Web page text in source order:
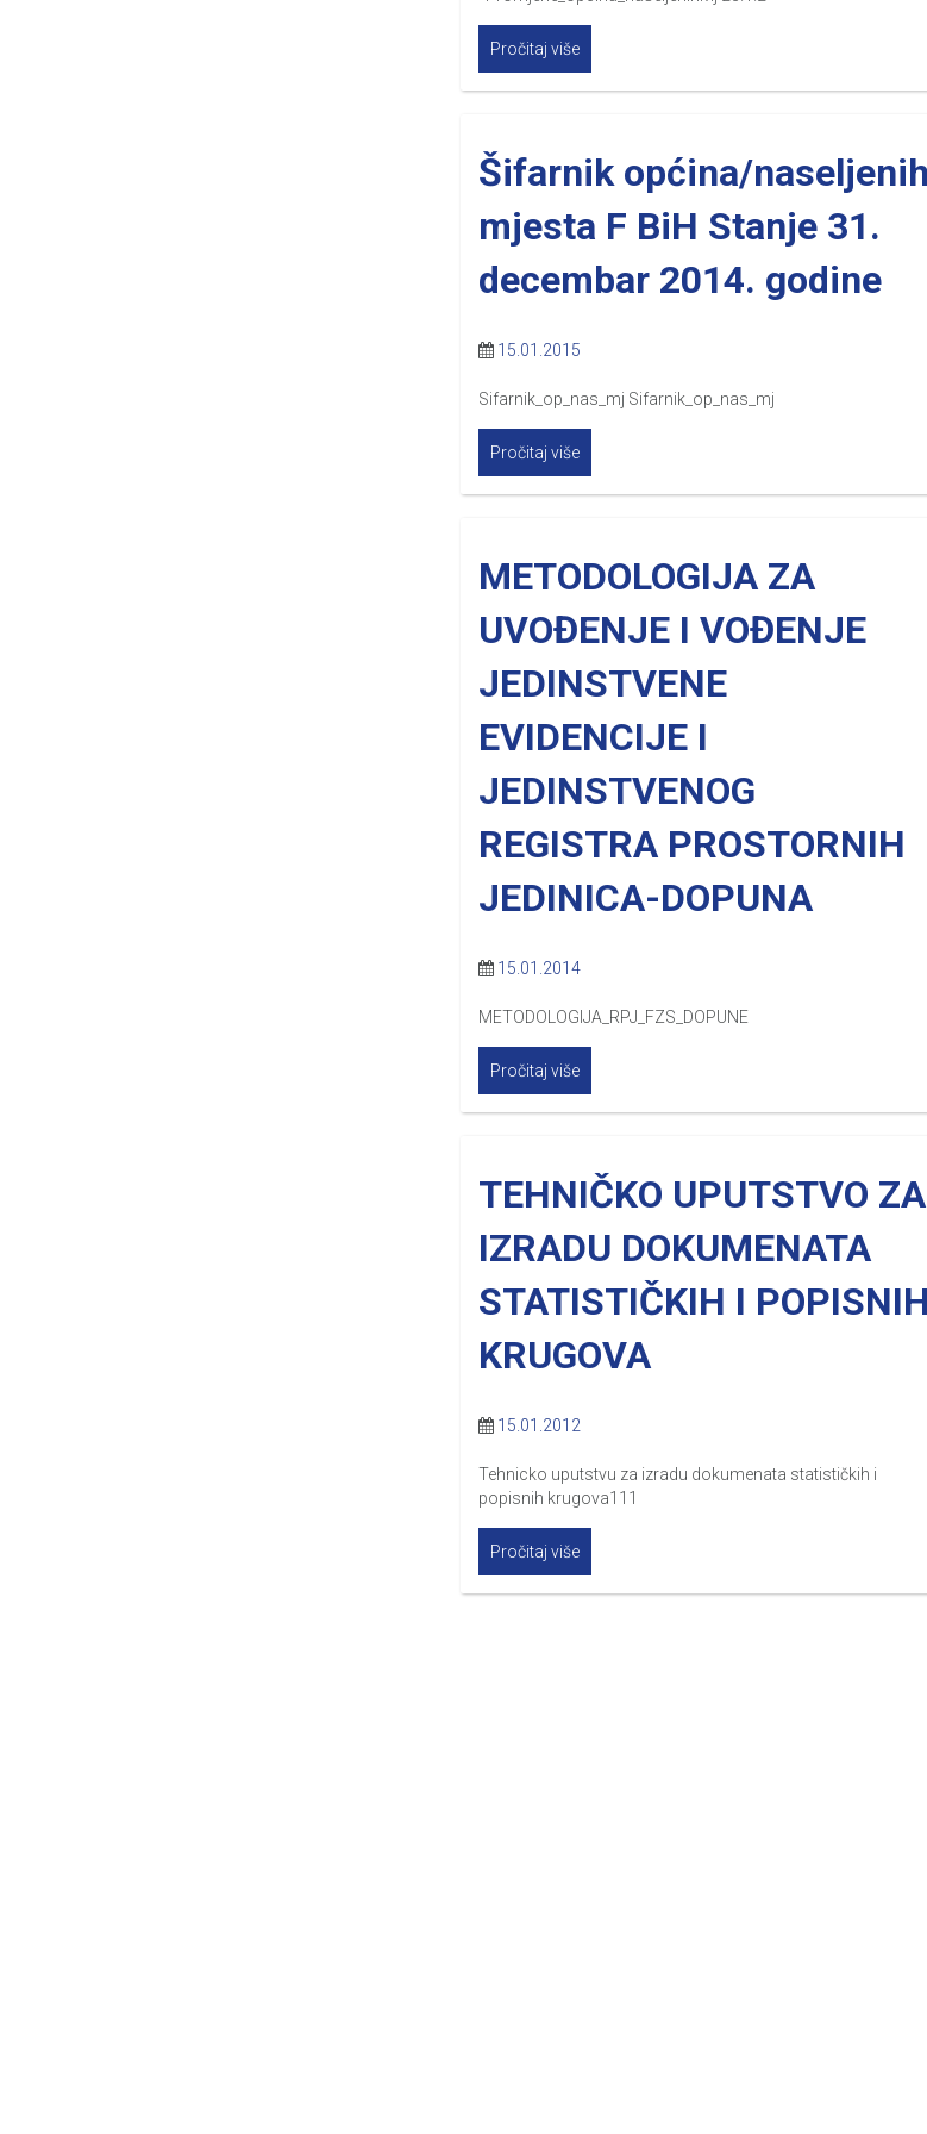
Pročitaj više
Šifarnik općina/naseljenih
mjesta F BiH Stanje 31.
decembar 2014. godine
15.01.2015
Sifarnik_op_nas_mj Sifarnik_op_nas_mj
Pročitaj više
METODOLOGIJA ZA
UVOĐENJE I VOĐENJE
JEDINSTVENE
EVIDENCIJE I
JEDINSTVENOG
REGISTRA PROSTORNIH
JEDINICA-DOPUNA
15.01.2014
METODOLOGIJA_RPJ_FZS_DOPUNE
Pročitaj više
TEHNIČKO UPUTSTVO ZA
IZRADU DOKUMENATA
STATISTIČKIH I POPISNIH
KRUGOVA
15.01.2012
Tehnicko uputstvu za izradu dokumenata statističkih i
popisnih krugova111
Pročitaj više